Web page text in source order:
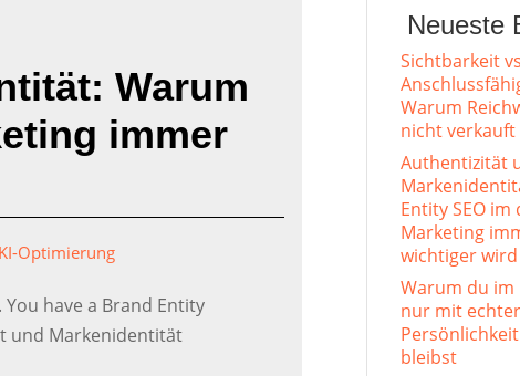
Warum
immer
KI-Optimierung
You have a Brand Entity
und Markenidentität
Neueste
Sichtbarkeit
Warum
nicht verkauft
Authentizität
Entity SEO im
Marketing
wichtiger wird
Warum du im
nur mit echter
bleibst